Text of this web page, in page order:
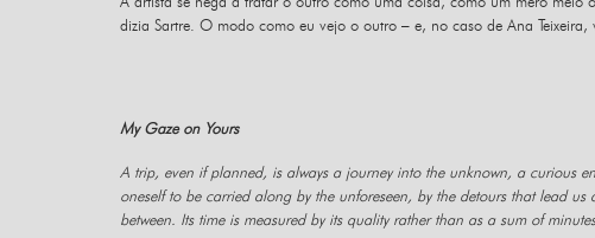
A artista se nega a tratar o outro como uma coisa, como um mero
dizia Sartre. O modo como eu vejo o outro – e, no caso de Ana
My Gaze on Yours
A trip, even if planned, is always a journey into the unknown, a curious
oneself to be carried along by the unforeseen, by the detours that lead
between. Its time is measured by its quality rather than as a sum of